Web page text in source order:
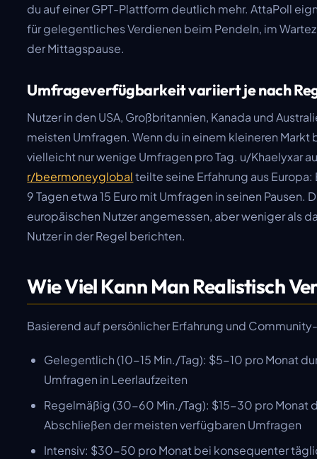
du auf einer GPT-Plattform deutlich mehr. AttaPoll
für gelegentliches Verdienen beim Pendeln, im
der Mittagspause.
Umfrageverfügbarkeit variiert je nach
Nutzer in den USA, Großbritannien, Kanada und
meisten Umfragen. Wenn du in einem kleineren Markt
vielleicht nur wenige Umfragen pro Tag. u/Khaelyxar
r/beermoneyglobalteilte seine Erfahrung aus Europa:
9 Tagen etwa 15 Euro mit Umfragen in seinen Pausen.
europäischen Nutzer angemessen, aber weniger als
Nutzer in der Regel berichten.
Wie Viel Kann Man Realistisch
Basierend auf persönlicher Erfahrung und
Gelegentlich (10-15 Min./Tag): $5-10 pro Monat
Umfragen in Leerlaufzeiten
Regelmäßig (30-60 Min./Tag): $15-30 pro Monat
Abschließen der meisten verfügbaren Umfragen
Intensiv: $30-50 pro Monat bei konsequenter